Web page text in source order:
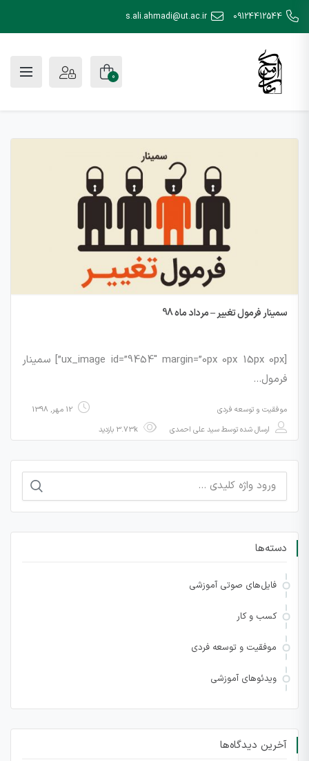
09124412544
s.ali.ahmadi@ut.ac.ir
0
سمینار فرمول تغییر – مرداد ماه 98
[ux_image id=”9454″ margin=”0px 0px 15px 0px”] سمینار
فرمول…
موفقیت و توسعه فردی
12 مهر, 1398
ارسال شده توسطسید علی احمدی
جستجو
برای:
دسته‌ها
فایل‌های صوتی آموزشی
کسب و کار
موفقیت و توسعه فردی
ویدئوهای آموزشی
آخرین دیدگاه‌ها